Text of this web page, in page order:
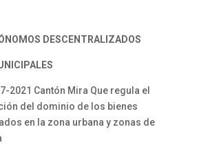
DESCENTRALIZADOS
2021 Cantón Mira Que regula el
del dominio de los bienes
en la zona urbana y zonas de